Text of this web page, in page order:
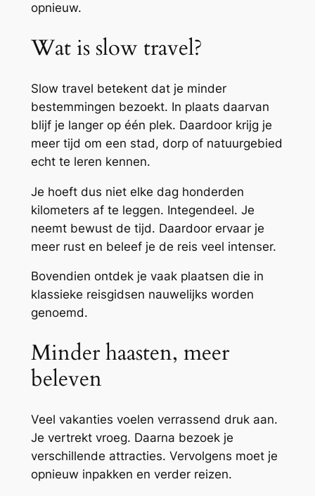
opnieuw.
Wat is slow travel?
Slow travel betekent dat je minder
bestemmingen bezoekt. In plaats daarvan
blijf je langer op één plek. Daardoor krijg je
meer tijd om een stad, dorp of natuurgebied
echt te leren kennen.
Je hoeft dus niet elke dag honderden
kilometers af te leggen. Integendeel. Je
neemt bewust de tijd. Daardoor ervaar je
meer rust en beleef je de reis veel intenser.
Bovendien ontdek je vaak plaatsen die in
klassieke reisgidsen nauwelijks worden
genoemd.
Minder haasten, meer
beleven
Veel vakanties voelen verrassend druk aan.
Je vertrekt vroeg. Daarna bezoek je
verschillende attracties. Vervolgens moet je
opnieuw inpakken en verder reizen.